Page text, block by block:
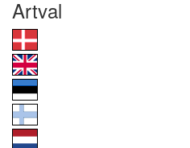
Artval